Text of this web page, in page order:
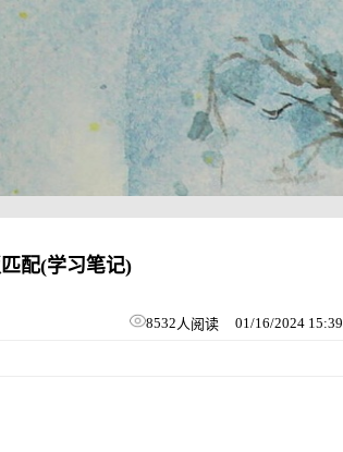
配(学习笔记)
8532人阅读 01/16/2024 15:39